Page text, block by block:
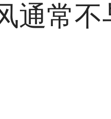
通常不